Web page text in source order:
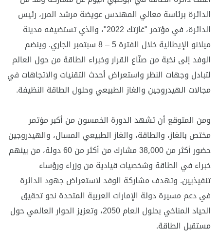
الدائرة برئاسة معالي المهندس عويضة مرشد المرر، رئيس
الدائرة، في مؤتمر "غازتك 2022"، والذي تستضيفه مدينة
ميلانو الإيطالية خلال الفترة 5 – 8 سبتمبر الجاري. وينضم
الوفد إلى نخبة من صنّاع القرار وخبراء الطاقة من حول العالم
لتبادل وجهات النظر واستعراض أحدث التقنيات والاتجاهات في
مجالات الهيدروجين والغاز الطبيعي وحلول الطاقة النظيفة.
ومن المتوقع أن تشهد الدورة الخمسون من أكبر مؤتمر
مختص بالغاز، والطاقة، والغاز الطبيعي المسال، والهيدروجين
حضور أكثر من 38٫000 مشارك من أكثر من 60 دولة، من بينهم
خبراء في الطاقة وشخصيات قيادية من وزراء ورؤساء
تنفيذيين. وتهدف مشاركة الوفد لاستعراض جهود الدائرة
في دعم مسيرة دولة الإمارات العربية المتحدة نحو تحقيق
الحياد المناخي بحلول العام 2050، وتعزيز الحوار العالمي حول
مستقبل الطاقة.